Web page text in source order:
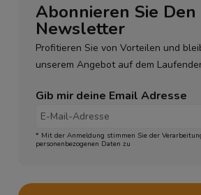
Abonnieren Sie Den
Newsletter
Profitieren Sie von Vorteilen und
unserem Angebot auf dem
Gib mir deine Email Adresse
* Mit der Anmeldung stimmen Sie der
personenbezogenen Daten zu